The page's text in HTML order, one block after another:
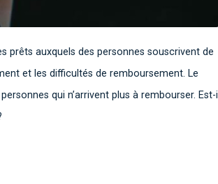
prêts auxquels des personnes souscrivent de
et les difficultés de remboursement. Le
qui n’arrivent plus à rembourser. Est-il